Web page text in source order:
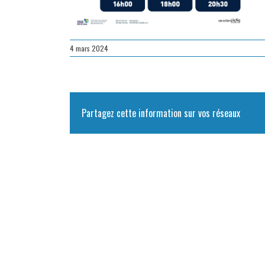
4 mars 2024
Partagez cette information sur vos réseaux